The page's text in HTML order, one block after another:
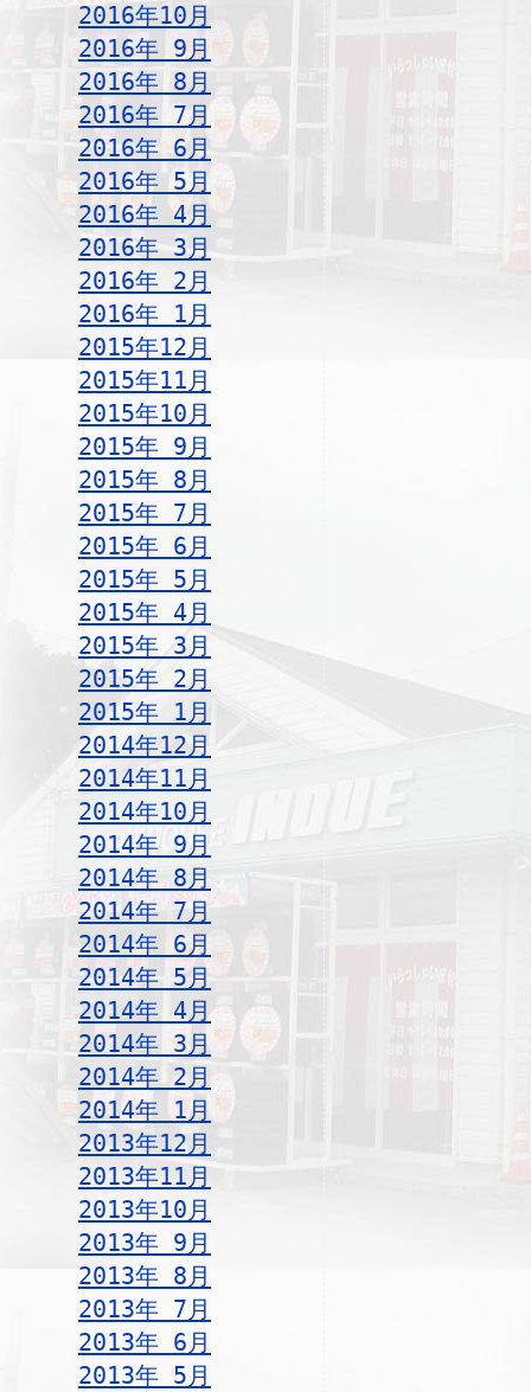
2016年10月
2016年 9月
2016年 8月
2016年 7月
2016年 6月
2016年 5月
2016年 4月
2016年 3月
2016年 2月
2016年 1月
2015年12月
2015年11月
2015年10月
2015年 9月
2015年 8月
2015年 7月
2015年 6月
2015年 5月
2015年 4月
2015年 3月
2015年 2月
2015年 1月
2014年12月
2014年11月
2014年10月
2014年 9月
2014年 8月
2014年 7月
2014年 6月
2014年 5月
2014年 4月
2014年 3月
2014年 2月
2014年 1月
2013年12月
2013年11月
2013年10月
2013年 9月
2013年 8月
2013年 7月
2013年 6月
2013年 5月